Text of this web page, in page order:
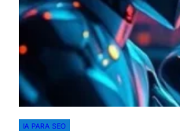
IA PARA SEO